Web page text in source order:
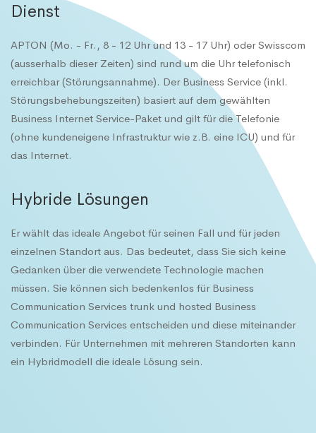
Dienst
APTON (Mo. - Fr., 8 - 12 Uhr und 13 - 17 Uhr) oder Swisscom
(ausserhalb dieser Zeiten) sind rund um die Uhr telefonisch
erreichbar (Störungsannahme). Der Business Service (inkl.
Störungsbehebungszeiten) basiert auf dem gewählten
Business Internet Service-Paket und gilt für die Telefonie
(ohne kundeneigene Infrastruktur wie z.B. eine ICU) und für
das Internet.
Hybride Lösungen
Er wählt das ideale Angebot für seinen Fall und für jeden
einzelnen Standort aus. Das bedeutet, dass Sie sich keine
Gedanken über die verwendete Technologie machen
müssen. Sie können sich bedenkenlos für Business
Communication Services trunk und hosted Business
Communication Services entscheiden und diese miteinander
verbinden. Für Unternehmen mit mehreren Standorten kann
ein Hybridmodell die ideale Lösung sein.